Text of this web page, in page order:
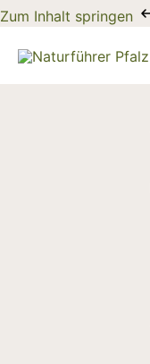
Zum Inhalt springen
Zum
springen